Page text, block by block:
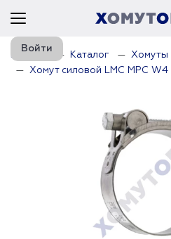
Войти
Главная Каталог
Хомуты
Хомут силовой LMC MPC W4